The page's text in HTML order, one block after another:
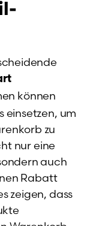
können
einsetzen, um
zu
nur eine
auch
Rabatt
zeigen, dass